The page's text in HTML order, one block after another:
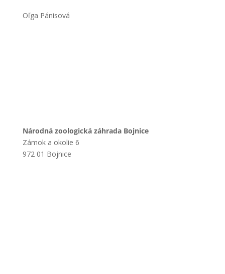
Oľga Pánisová
Národná zoologická záhrada Bojnice
Zámok a okolie 6
972 01 Bojnice